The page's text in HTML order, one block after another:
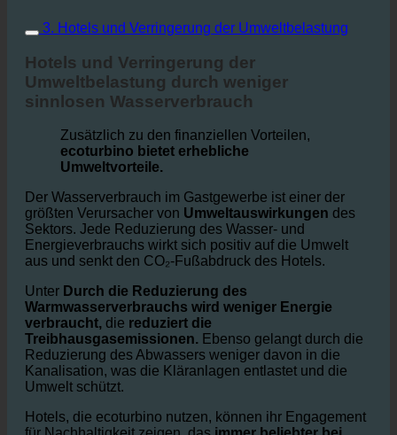
3. Hotels und Verringerung der Umweltbelastung
Hotels und Verringerung der
sinnlosen Wasserverbrauch
Zusätzlich zu den finanziellen Vorteilen,
ecoturbino bietet erhebliche
Umweltvorteile.
Der Wasserverbrauch im Gastgewerbe ist einer der
größten Verursacher vonUmweltauswirkungendes
Sektors. Jede Reduzierung des Wasser- und
Energieverbrauchs wirkt sich positiv auf die Umwelt
aus und senkt den CO₂-Fußabdruck des Hotels.
UnterDurch die Reduzierung des
Warmwasserverbrauchs wird weniger Energie
verbraucht,diereduziert die
Treibhausgasemissionen.Ebenso gelangt durch die
Reduzierung des Abwassers weniger davon in die
Kanalisation, was die Kläranlagen entlastet und die
Umwelt schützt.